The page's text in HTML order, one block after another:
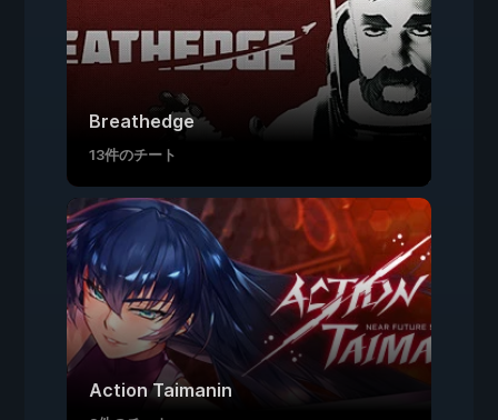
Breathedge
13件のチート
Action Taimanin